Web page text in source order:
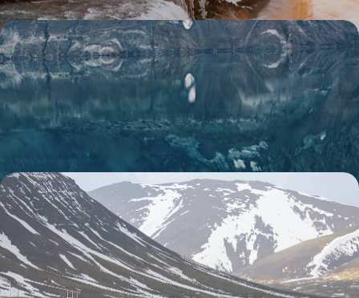
Géothermie, initiatives green, nature en majesté -
L’Islande engagée
Découvrir une Islande à la nature brute et généreuse, engagée en
faveur de son environnement
8 jours, de CHF 3500 à CHF 5100
Islande, la grande boucle - Entre mythes et chemins
de traverse
Explorer toute l’Islande, de Reykjavik aux fjords du Nord-Ouest, de la
côte Sud à Mývatn
17 jours, de CHF 3900 à CHF 5800